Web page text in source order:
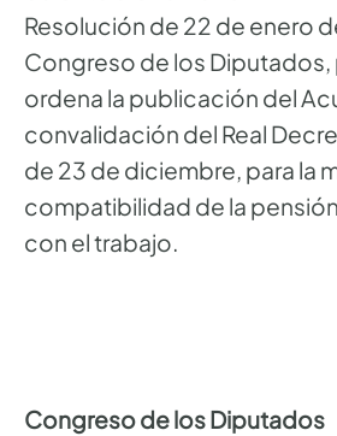
Resolución de 22 de enero
Congreso de los Diputados,
ordena la publicación del
convalidación del Real
de 23 de diciembre, para la
compatibilidad de la
con el trabajo.
Congreso de los Diputados